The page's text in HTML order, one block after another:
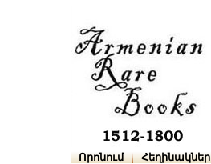
Որոնում Հեղինակներ